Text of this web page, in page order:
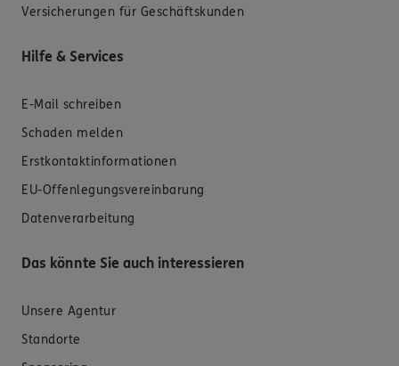
Versicherungen für Geschäftskunden
Hilfe & Services
E-Mail schreiben
Schaden melden
Erstkontaktinformationen
EU-Offenlegungsvereinbarung
Datenverarbeitung
Das könnte Sie auch interessieren
Unsere Agentur
Standorte